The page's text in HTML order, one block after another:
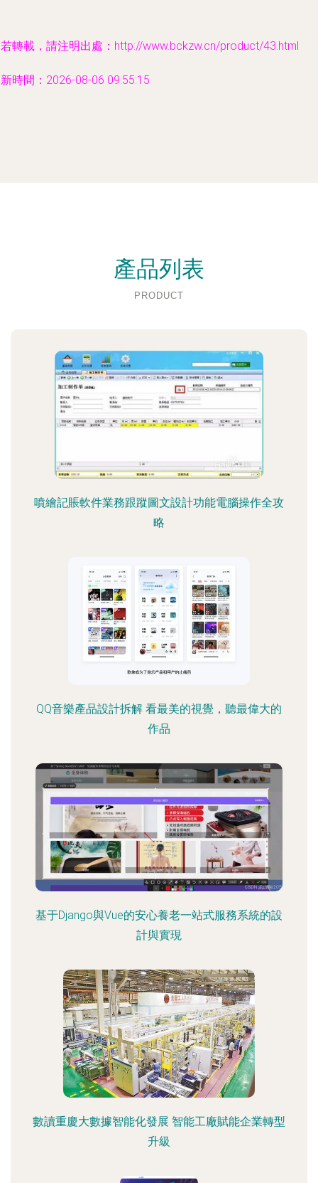
轉載，請注明出處：http://www.bckzw.cn/product/43.html
時間：2026-08-06 09:55:15
產品列表
PRODUCT
噴繪記賬軟件業務跟蹤圖文設計功能電腦操作全攻
略
QQ音樂產品設計拆解 看最美的視覺，聽最偉大的
作品
基于Django與Vue的安心養老一站式服務系統的設
計與實現
數讀重慶大數據智能化發展 智能工廠賦能企業轉型
升級